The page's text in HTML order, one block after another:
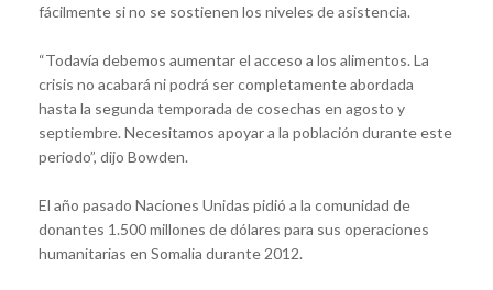
fácilmente si no se sostienen los niveles de asistencia.
“Todavía debemos aumentar el acceso a los alimentos. La
crisis no acabará ni podrá ser completamente abordada
hasta la segunda temporada de cosechas en agosto y
septiembre. Necesitamos apoyar a la población durante este
periodo”, dijo Bowden.
El año pasado Naciones Unidas pidió a la comunidad de
donantes 1.500 millones de dólares para sus operaciones
humanitarias en Somalia durante 2012.